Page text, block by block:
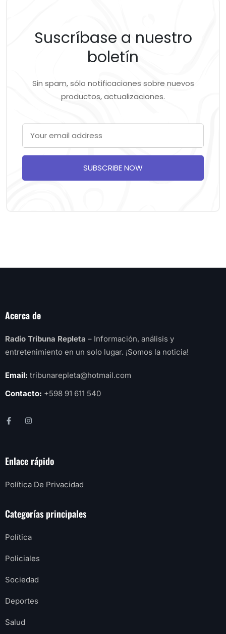
Suscríbase a nuestro
boletín
Sin spam, sólo notificaciones sobre nuevos
productos, actualizaciones.
SUBSCRIBE NOW
Acerca de
Radio Tribuna Repleta – Información, análisis y
entretenimiento en un solo lugar. ¡Somos la noticia!
Email: tribunarepleta@hotmail.com
Contacto: +598 91 611 540
Enlace rápido
Política De Privacidad
Categorías principales
Política
Policiales
Sociedad
Deportes
Salud